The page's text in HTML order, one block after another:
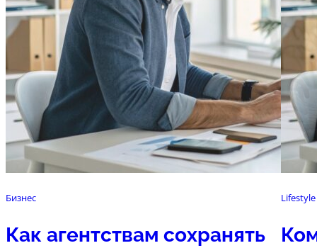
Бизнес
Как агентствам сохранять
Lifestyle